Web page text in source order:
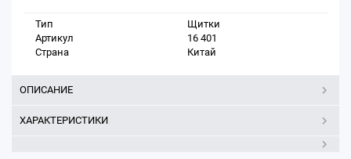
Тип
Щитки
Артикул
16 401
Страна
Китай
ОПИСАНИЕ
ХАРАКТЕРИСТИКИ